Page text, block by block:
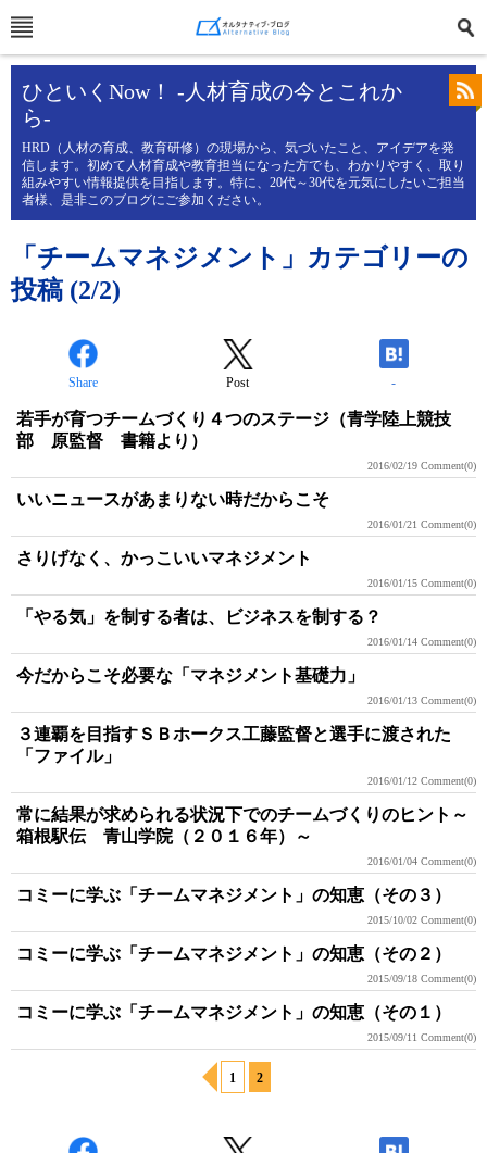
ひといくNow！ -人材育成の今とこれか
ら-
HRD（人材の育成、教育研修）の現場から、気づいたこと、アイデアを発
信します。初めて人材育成や教育担当になった方でも、わかりやすく、取り
組みやすい情報提供を目指します。特に、20代～30代を元気にしたいご担当
者様、是非このブログにご参加ください。
「チームマネジメント」カテゴリーの
投稿 (2/2)
Share Post -
若手が育つチームづくり４つのステージ（青学陸上競技
部 原監督 書籍より）
2016/02/19 Comment(0)
いいニュースがあまりない時だからこそ
2016/01/21 Comment(0)
さりげなく、かっこいいマネジメント
2016/01/15 Comment(0)
「やる気」を制する者は、ビジネスを制する？
2016/01/14 Comment(0)
今だからこそ必要な「マネジメント基礎力」
2016/01/13 Comment(0)
３連覇を目指すＳＢホークス工藤監督と選手に渡された
「ファイル」
2016/01/12 Comment(0)
常に結果が求められる状況下でのチームづくりのヒント～
箱根駅伝 青山学院（２０１６年）～
2016/01/04 Comment(0)
コミーに学ぶ「チームマネジメント」の知恵（その３）
2015/10/02 Comment(0)
コミーに学ぶ「チームマネジメント」の知恵（その２）
2015/09/18 Comment(0)
コミーに学ぶ「チームマネジメント」の知恵（その１）
2015/09/11 Comment(0)
1 2